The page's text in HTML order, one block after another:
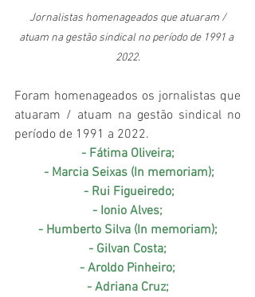
Jornalistas homenageados que atuaram /
atuam na gestão sindical no período de 1991 a
2022.
Foram homenageados os jornalistas que
atuaram / atuam na gestão sindical no
período de 1991 a 2022.
- Fátima Oliveira;
- Marcia Seixas (In memoriam);
- Rui Figueiredo;
- Ionio Alves;
- Humberto Silva (In memoriam);
- Gilvan Costa;
- Aroldo Pinheiro;
- Adriana Cruz;